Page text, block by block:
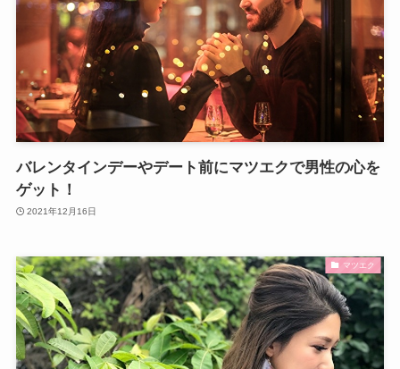
バレンタインデーやデート前にマツエクで男性の心を
ゲット！
2021年12月16日
マツエク